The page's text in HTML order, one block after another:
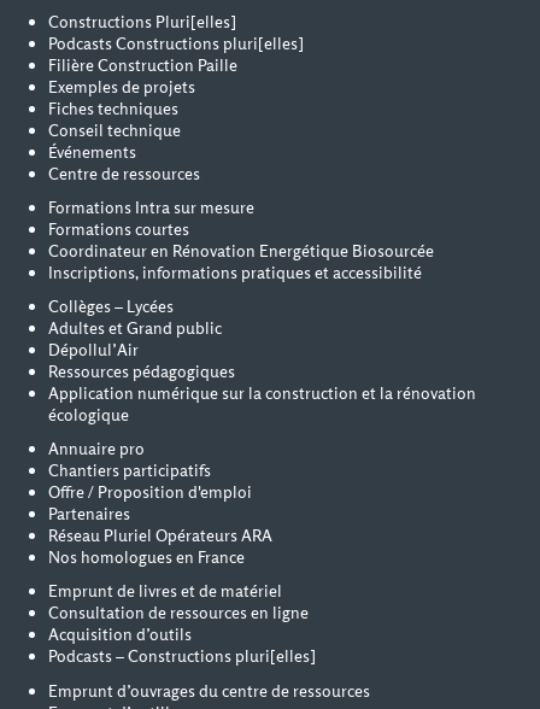
Constructions Pluri[elles]
Podcasts Constructions pluri[elles]
Filière Construction Paille
Exemples de projets
Fiches techniques
Conseil technique
Événements
Centre de ressources
Formations Intra sur mesure
Formations courtes
Coordinateur en Rénovation Energétique Biosourcée
Inscriptions, informations pratiques et accessibilité
Collèges – Lycées
Adultes et Grand public
Dépollul’Air
Ressources pédagogiques
Application numérique sur la construction et la rénovation
écologique
Annuaire pro
Chantiers participatifs
Offre / Proposition d'emploi
Partenaires
Réseau Pluriel Opérateurs ARA
Nos homologues en France
Emprunt de livres et de matériel
Consultation de ressources en ligne
Acquisition d’outils
Podcasts – Constructions pluri[elles]
Emprunt d’ouvrages du centre de ressources